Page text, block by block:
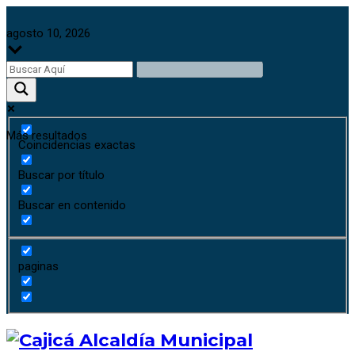
agosto 10, 2026
Más resultados
Coincidencias exactas
Buscar por título
Buscar en contenido
paginas